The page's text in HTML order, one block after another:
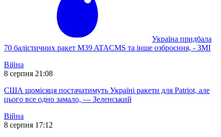
Україна придбала
70 балістичних ракет M39 ATACMS та інше озброєння, - ЗМІ
Війна
8 серпня 21:08
США щомісяця постачатимуть Україні ракети для Patriot, але
цього все одно замало, — Зеленський
Війна
8 серпня 17:12